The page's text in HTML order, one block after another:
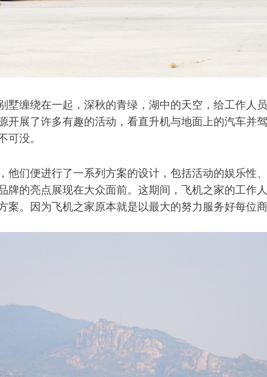
墅缠绕在一起，深秋的青绿，湖中的天空，给工作人
开展了许多有趣的活动，看直升机与地面上的汽车并
没。
他们便进行了一系列方案的设计，包括活动的娱乐性
牌的亮点展现在大众面前。这期间，飞机之家的工作
。因为飞机之家原本就是以最大的努力服务好每位商